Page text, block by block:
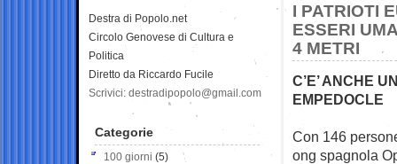
I PATRIOTI
ESSERI
4 METRI
C’E’ ANCHE
EMPEDOCLE
Con 146
ong spagnola
Destra di Popolo.net
Circolo Genovese di Cultura e
Politica
Diretto da Riccardo Fucile
Scrivici: destradipopolo@gmail.com
Categorie
100 giorni (5)